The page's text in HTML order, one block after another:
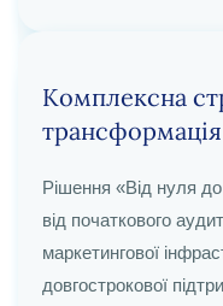
Zoho Creator
жодних компромісів.
масштабовані
Zoho Creator
Комплексна
трансформація
Рішення «Від нуля
від початкового
маркетингової
довгострокової